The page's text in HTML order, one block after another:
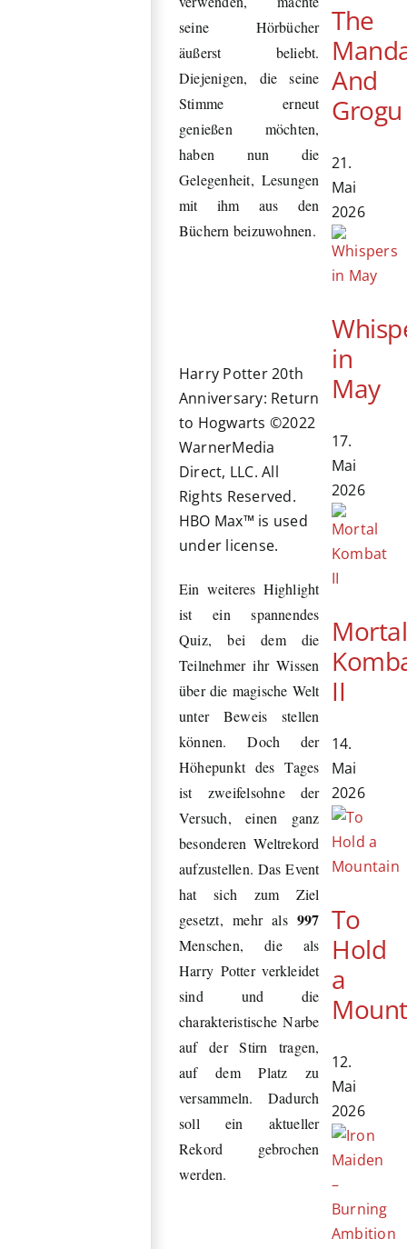
seine Hörbücher
äußerst beliebt.
Diejenigen, die seine
Stimme erneut
genießen möchten,
haben nun die
Gelegenheit, Lesungen
mit ihm aus den
Büchern beizuwohnen.
Harry Potter 20th
Anniversary: Return
to Hogwarts ©2022
WarnerMedia
Direct, LLC. All
Rights Reserved.
HBO Max™ is used
under license.
Ein weiteres Highlight
ist ein spannendes
Quiz, bei dem die
Teilnehmer ihr Wissen
über die magische Welt
unter Beweis stellen
können. Doch der
Höhepunkt des Tages
ist zweifelsohne der
Versuch, einen ganz
besonderen Weltrekord
aufzustellen. Das Event
hat sich zum Ziel
gesetzt, mehr als 997
Menschen, die als
Harry Potter verkleidet
sind und die
charakteristische Narbe
auf der Stirn tragen,
auf dem Platz zu
versammeln. Dadurch
soll ein aktueller
Rekord gebrochen
werden.
The
And
Grogu
21.
Mai
2026
in
May
17.
Mai
2026
Mortal
II
14.
Mai
2026
To
Hold
a
12.
Mai
2026